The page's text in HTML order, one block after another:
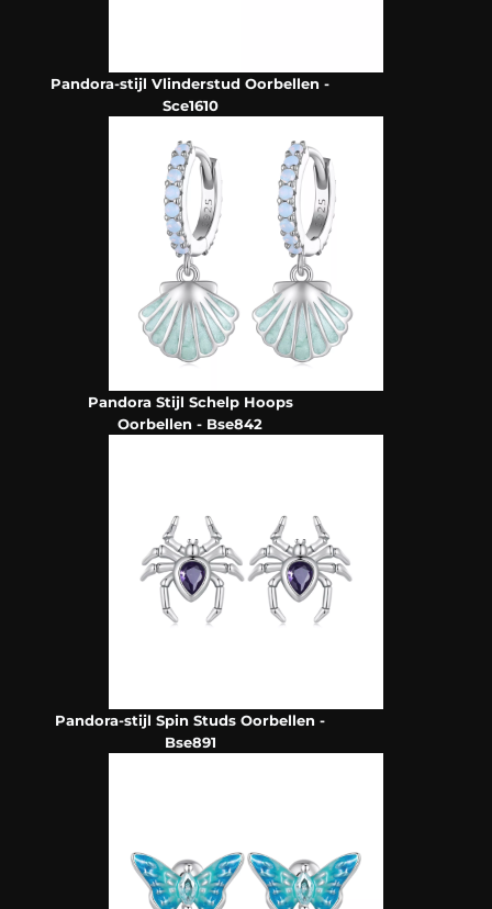
Pandora-stijl Vlinderstud Oorbellen -
Sce1610
Pandora Stijl Schelp Hoops
Oorbellen - Bse842
Pandora-stijl Spin Studs Oorbellen -
Bse891